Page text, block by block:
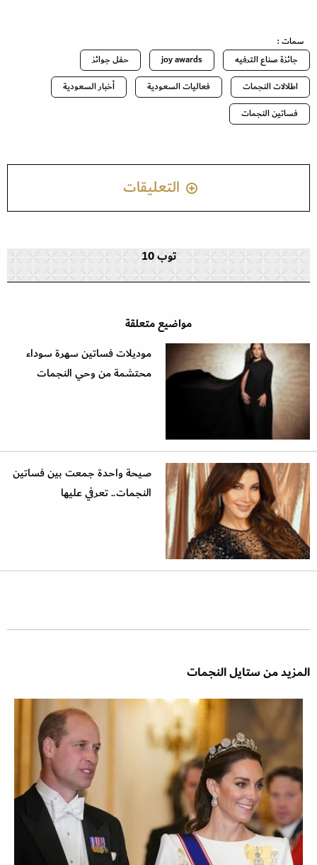
سمات :
جائزة صناع الترفيه
joy awards
حفل جوائز
اطلالات النجمات
فعاليات السعودية
أخبار السعودية
فساتين النجمات
التعليقات
توب 10
مواضيع متعلقة
موديلات فساتين سهرة سوداء
محتشمة من وحي النجمات
صيحة واحدة جمعت بين فساتين
النجمات.. تعرفي عليها
المزيد من ستايل النجمات